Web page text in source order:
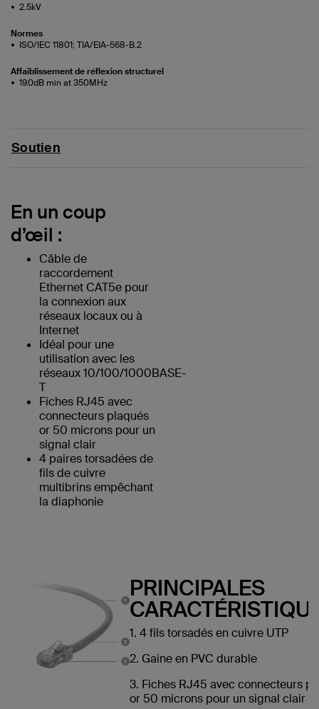
2.5kV
Normes
ISO/IEC 11801; TIA/EIA-568-B.2
Affaiblissement de réflexion structurel
19.0dB min at 350MHz
Soutien
En un coup
d’œil :
Câble de
raccordement
Ethernet CAT5e pour
la connexion aux
réseaux locaux ou à
Internet
Idéal pour une
utilisation avec les
réseaux 10/100/1000BASE-
T
Fiches RJ45 avec
connecteurs plaqués
or 50 microns pour un
signal clair
4 paires torsadées de
fils de cuivre
multibrins empêchant
la diaphonie
PRINCIPALES
1. 4 fils torsadés en cuivre UTP
2. Gaine en PVC durable
3. Fiches RJ45 avec connecteurs
or 50 microns pour un signal clair